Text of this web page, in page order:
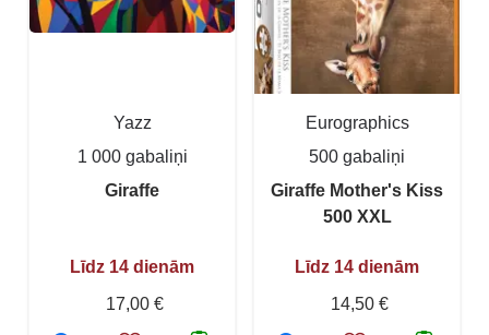
Yazz
1 000 gabaliņi
Giraffe
Līdz 14 dienām
17,00 €
Eurographics
500 gabaliņi
Giraffe Mother's Kiss
500 XXL
Līdz 14 dienām
14,50 €